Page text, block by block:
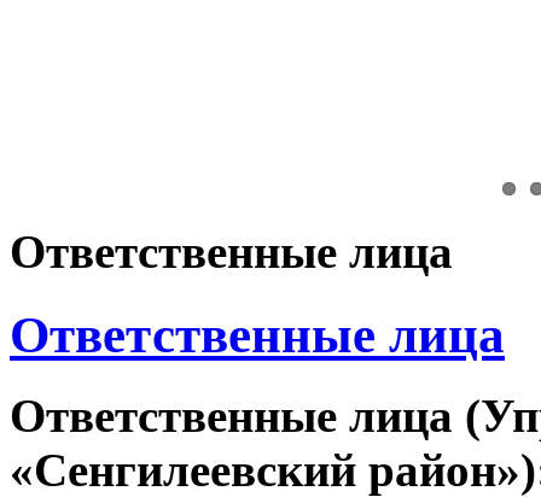
Ответственные лица
Ответственные лица
Ответственные лица
«Сенгилеевский